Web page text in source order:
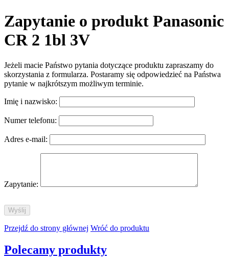
Zapytanie o produkt Panasonic
CR 2 1bl 3V
Jeżeli macie Państwo pytania dotyczące produktu zapraszamy do
skorzystania z formularza. Postaramy się odpowiedzieć na Państwa
pytanie w najkrótszym możliwym terminie.
Imię i nazwisko:
Numer telefonu:
Adres e-mail:
Zapytanie:
Przejdź do strony głównej Wróć do produktu
Polecamy produkty